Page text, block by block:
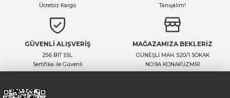
Ücretsiz Kargo
Tanışalım!
GÜVENLİ ALIŞVERİŞ
256 BIT SSL
Sertifika ile Güvenli
MAĞAZAMIZA BEKLERİZ
GÜNEŞLİ MAH. 520/1 SOKAK
NO:9A KONAK\İZMİR